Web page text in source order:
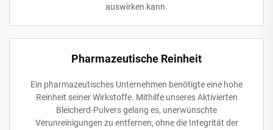
auswirken kann.
Pharmazeutische Reinheit
Ein pharmazeutisches Unternehmen benötigte eine hohe
Reinheit seiner Wirkstoffe. Mithilfe unseres Aktivierten
Bleicherd-Pulvers gelang es, unerwünschte
Verunreinigungen zu entfernen, ohne die Integrität der